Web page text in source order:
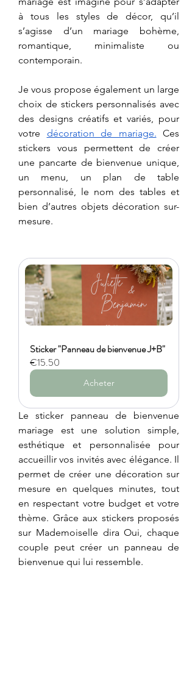
à tous les styles de décor, qu’il
s’agisse d’un mariage bohème,
romantique, minimaliste ou
contemporain.
Je vous propose également un large
choix de stickers personnalisés avec
des designs créatifs et variés, pour
votre décoration de mariage. Ces
stickers vous permettent de créer
une pancarte de bienvenue unique,
un menu, un plan de table
personnalisé, le nom des tables et
bien d’autres objets décoration sur-
mesure.
Sticker "Panneau de bienvenue J+B"
€15.50
Acheter
Le sticker panneau de bienvenue
mariage est une solution simple,
esthétique et personnalisée pour
accueillir vos invités avec élégance. Il
permet de créer une décoration sur
mesure en quelques minutes, tout
en respectant votre budget et votre
thème. Grâce aux stickers proposés
sur Mademoiselle dira Oui, chaque
couple peut créer un panneau de
bienvenue qui lui ressemble.